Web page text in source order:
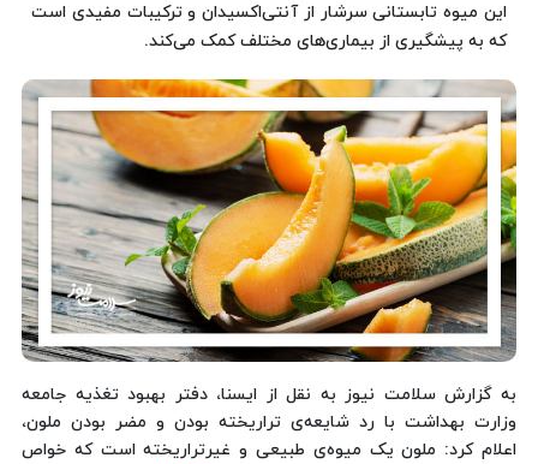
این میوه تابستانی سرشار از آنتی‌اکسیدان و ترکیبات مفیدی است
که به پیشگیری از بیماری‌های مختلف کمک می‌کند.
به گزارش سلامت نیوز به نقل از ایسنا، دفتر بهبود تغذیه جامعه
وزارت بهداشت با رد شایعه‌ی تراریخته بودن و مضر بودن ملون،
اعلام کرد: ملون یک میوه‌ی طبیعی و غیرتراریخته است که خواص